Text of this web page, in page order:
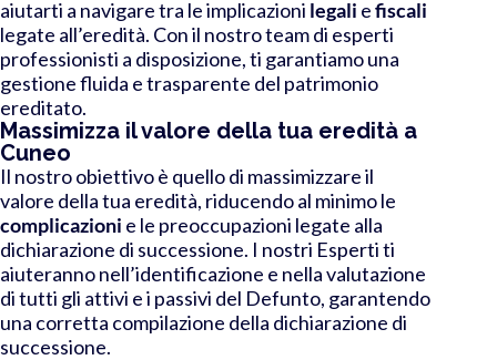
aiutarti a navigare tra le implicazioni legali efiscali
legate all’eredità. Con il nostro team di esperti
professionisti a disposizione, ti garantiamo una
gestione fluida e trasparente del patrimonio
ereditato.
Massimizza il valore della tua eredità a
Cuneo
Il nostro obiettivo è quello di massimizzare il
valore della tua eredità, riducendo al minimo le
complicazioni e le preoccupazioni legate alla
dichiarazione di successione. I nostri Esperti ti
aiuteranno nell’identificazione e nella valutazione
di tutti gli attivi e i passivi del Defunto, garantendo
una corretta compilazione della dichiarazione di
successione.